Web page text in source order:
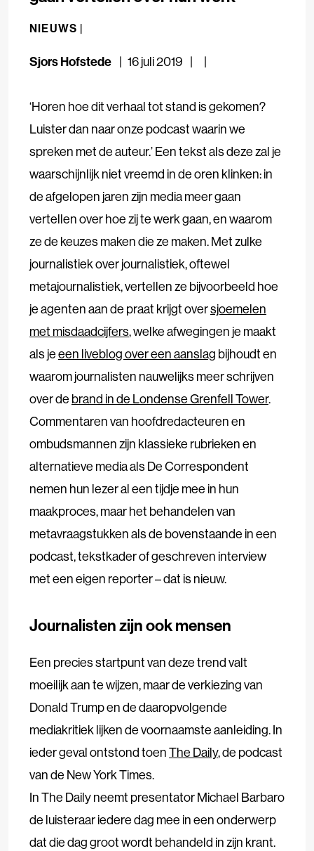
NIEUWS |
Sjors Hofstede 16 juli 2019
‘Horen hoe dit verhaal tot stand is gekomen?
Luister dan naar onze podcast waarin we
spreken met de auteur.’ Een tekst als deze zal je
waarschijnlijk niet vreemd in de oren klinken: in
de afgelopen jaren zijn media meer gaan
vertellen over hoe zij te werk gaan, en waarom
ze de keuzes maken die ze maken. Met zulke
journalistiek over journalistiek, oftewel
metajournalistiek, vertellen ze bijvoorbeeld hoe
je agenten aan de praat krijgt oversjoemelen
met misdaadcijfers, welke afwegingen je maakt
als jeeen liveblog over een aanslag bijhoudt en
waarom journalisten nauwelijks meer schrijven
over de brand in de Londense Grenfell Tower.
Commentaren van hoofdredacteuren en
ombudsmannen zijn klassieke rubrieken en
alternatieve media als De Correspondent
nemen hun lezer al een tijdje mee in hun
maakproces, maar het behandelen van
metavraagstukken als de bovenstaande in een
podcast, tekstkader of geschreven interview
met een eigen reporter – dat is nieuw.
Journalisten zijn ook mensen
Een precies startpunt van deze trend valt
moeilijk aan te wijzen, maar de verkiezing van
Donald Trump en de daaropvolgende
mediakritiek lijken de voornaamste aanleiding. In
ieder geval ontstond toenThe Daily, de podcast
van de New York Times.
In The Daily neemt presentator Michael Barbaro
de luisteraar iedere dag mee in een onderwerp
dat die dag groot wordt behandeld in zijn krant.